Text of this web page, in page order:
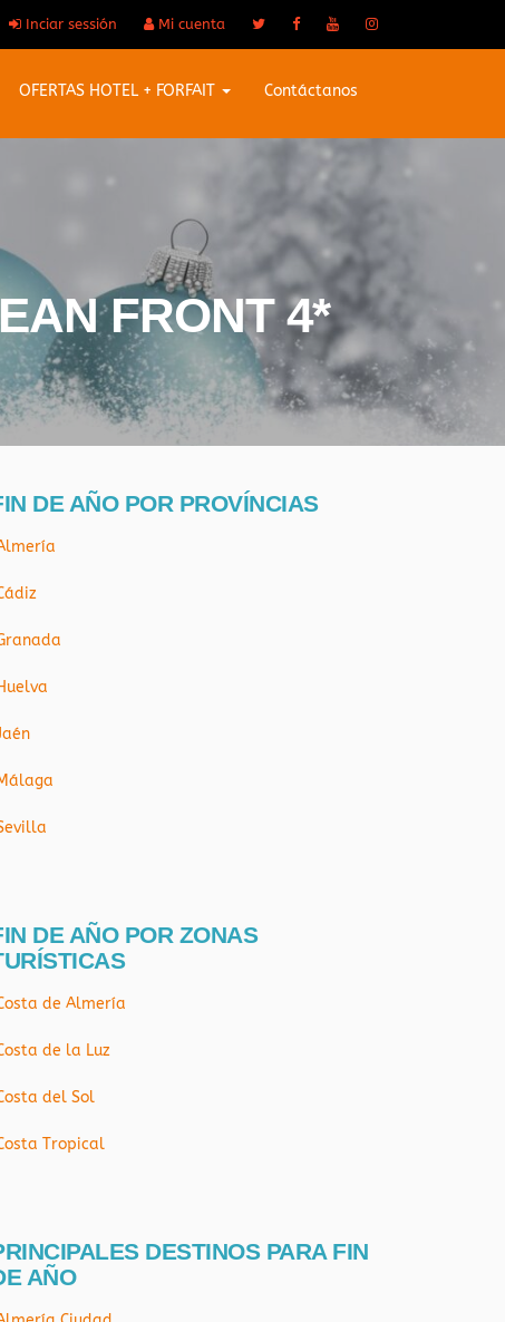
Inciar sessión Mi cuenta
OFERTAS HOTEL + FORFAIT Contáctanos
FRONT 4*
DE AÑO POR PROVÍNCIAS
DE AÑO POR ZONAS
de Almería
de la Luz
del Sol
Tropical
DESTINOS PARA FIN
AÑO